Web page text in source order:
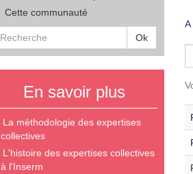
Cette communauté
Ok
En savoir plus
La méthodologie des expertises
collectives
L'histoire des expertises collectives
à l'Inserm
A